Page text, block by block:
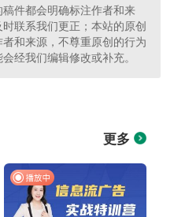
件都会明确标注作者和来
联系我们更正；本站的原创
和来源，不尊重原创的行为
经我们编辑修改或补充。
更多